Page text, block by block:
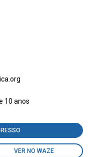
10 anos
VER NO WAZE